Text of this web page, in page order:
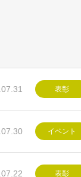
表彰
イベント
表彰